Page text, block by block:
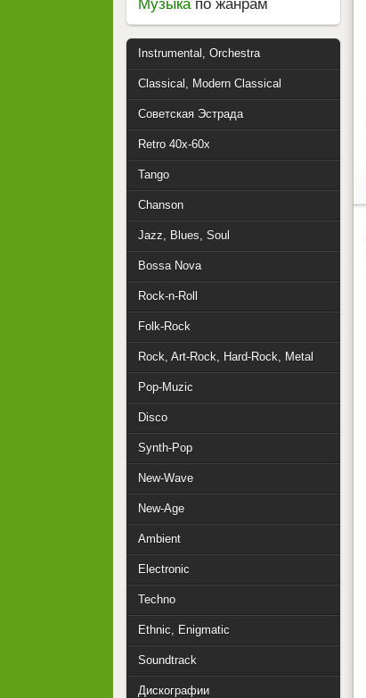
Музыкапо жанрам
Instrumental, Orchestra
Classical, Modern Classical
Советская Эстрада
Retro 40x-60x
Tango
Chanson
Jazz, Blues, Soul
Bossa Nova
Rock-n-Roll
Folk-Rock
Rock, Art-Rock, Hard-Rock, Metal
Pop-Muzic
Disco
Synth-Pop
New-Wave
New-Age
Ambient
Electronic
Techno
Ethnic, Enigmatic
Soundtrack
Дискографии